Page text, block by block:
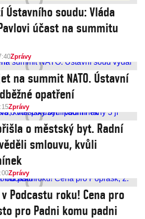
Ústavního soudu: Vláda
účast na summitu
Zprávy
na summit NATO. Ústavní
opatření
Zprávy
o městský byt. Radní
smlouvu, kvůli
Zprávy
Podcastu roku! Cena pro
pro Padni komu padni